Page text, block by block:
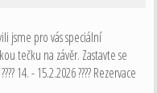
jsme pro vás speciální
tečku na závěr. Zastavte se
14. - 15.2.2026 ???? Rezervace